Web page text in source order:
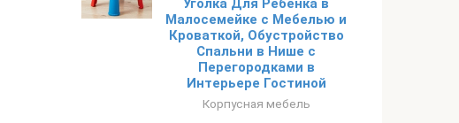
Уголка Для Ребенка в
Малосемейке с Мебелью и
Кроваткой, Обустройство
Спальни в Нише с
Перегородками в
Интерьере Гостиной
Корпусная мебель